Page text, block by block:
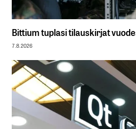
Bittium tuplasi tilauskirjat
7.8.2026